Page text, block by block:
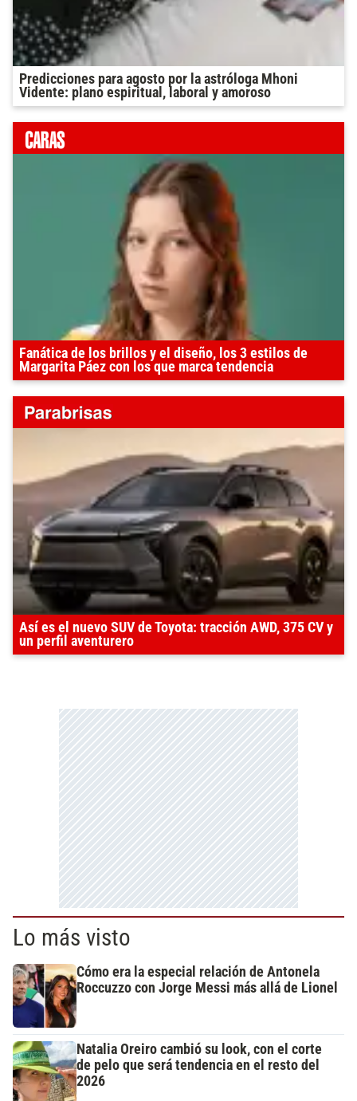
Predicciones para agosto por la astróloga Mhoni
Vidente: plano espiritual, laboral y amoroso
Fanática de los brillos y el diseño, los 3 estilos de
Margarita Páez con los que marca tendencia
Así es el nuevo SUV de Toyota: tracción AWD, 375 CV y
un perfil aventurero
Lo más visto
Cómo era la especial relación de Antonela
Roccuzzo con Jorge Messi más allá de Lionel
Natalia Oreiro cambió su look, con el corte
de pelo que será tendencia en el resto del
2026